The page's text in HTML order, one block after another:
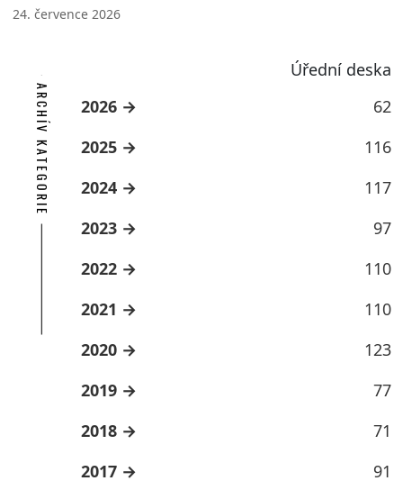
24. července 2026
Úřední deska
ARCHÍV KATEGORIE 2026
62
2025
116
2024
117
2023
97
2022
110
2021
110
2020
123
2019
77
2018
71
2017
91